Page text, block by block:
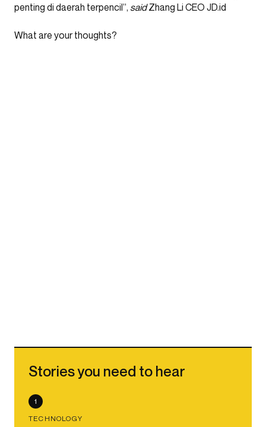
penting di daerah terpencil”, saidZhang Li CEO JD.id
What are your thoughts?
Stories you need to hear
1
TECHNOLOGY